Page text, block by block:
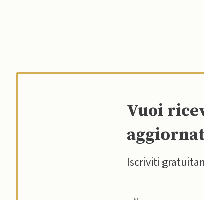
Vuoi
Iscriviti